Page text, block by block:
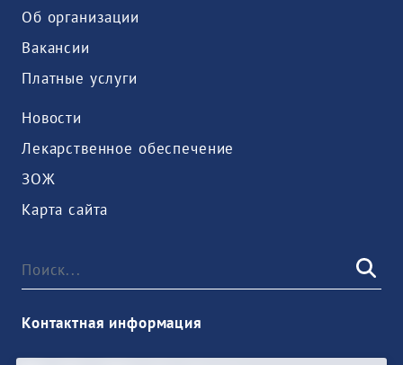
Об организации
Вакансии
Платные услуги
Новости
Лекарственное обеспечение
ЗОЖ
Карта сайта
Контактная информация